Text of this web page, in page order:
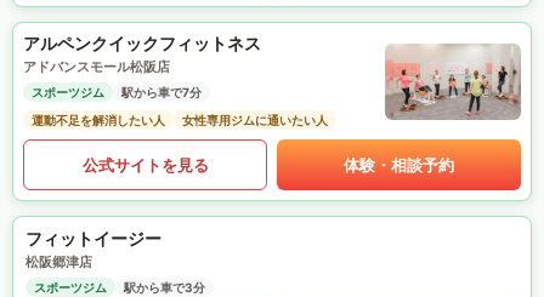
アルペンクイックフィットネス
アドバンスモール松阪店
スポーツジム
駅から車で7分
運動不足を解消したい人
女性専用ジムに通いたい人
公式サイトを見る 体験・相談予約
フィットイージー
松阪郷津店
スポーツジム 駅から車で3分